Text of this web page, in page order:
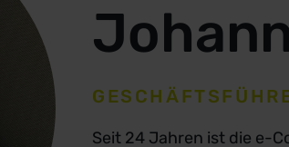
Seit 24 Jahren ist die e-